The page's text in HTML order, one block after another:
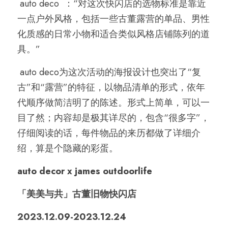
一点户外风格，包括一些古董露营的单品、男性
化质感的日常小物和适合类似风格店铺陈列的道
具。”
古”和“露营”的特征，以物品清单的形式，依年
代顺序做简洁明了的陈述。形式上简单，可以一
目了然；内容却是极其详尽的，包含“很多字”，
仔细阅读的话，每件物品的来历都做了详细介
绍，算是个隐藏的彩蛋。
auto decor x james outdoorlife
「美美与共」古董旧物快闪店
2023.12.09-2023.12.24